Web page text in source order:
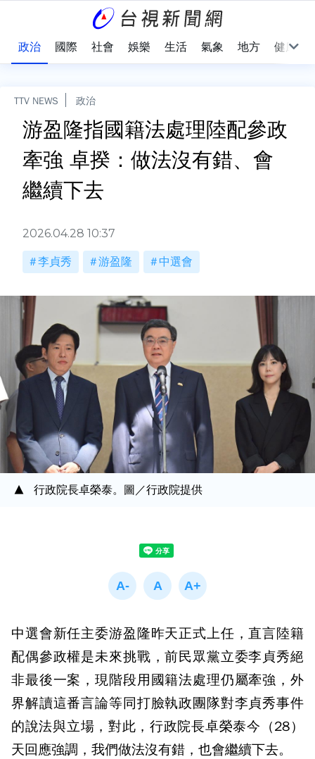
政治 國際 社會 娛樂 生活 氣象 地方 健康
TTV NEWS 政治
游盈隆指國籍法處理陸配參政
牽強 卓揆：做法沒有錯、會
繼續下去
2026.04.28 10:37
李貞秀 游盈隆 中選會
行政院長卓榮泰。圖／行政院提供
中選會新任主委游盈隆昨天正式上任，直言陸籍
配偶參政權是未來挑戰，前民眾黨立委李貞秀絕
非最後一案，現階段用國籍法處理仍屬牽強，外
界解讀這番言論等同打臉執政團隊對李貞秀事件
的說法與立場，對此，行政院長卓榮泰今（28）
天回應強調，我們做法沒有錯，也會繼續下去。